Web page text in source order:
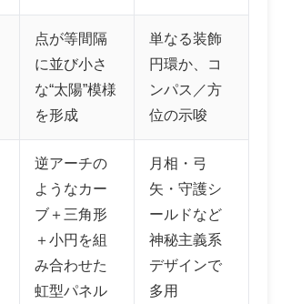
点が等間隔
に並び小さ
な“太陽”模様
を形成
単なる装飾
円環か、コ
ンパス／方
位の示唆
逆アーチの
ようなカー
ブ＋三角形
＋小円を組
み合わせた
虹型パネル
月相・弓
矢・守護シ
ールドなど
神秘主義系
デザインで
多用